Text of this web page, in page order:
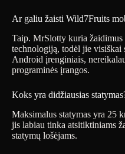
Ar galiu žaisti Wild7Fruits
Taip. MrSlotty kuria
technologiją, todėl jie visiškai
Android įrenginiais,
programinės įrangos.
Koks yra didžiausias
Maksimalus statymas yra 25
jis labiau tinka atsitiktiniams
statymų lošėjams.